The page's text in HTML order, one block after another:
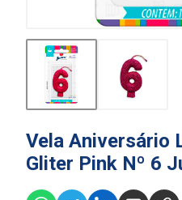
Vela Aniversário
Gliter Pink Nº 6